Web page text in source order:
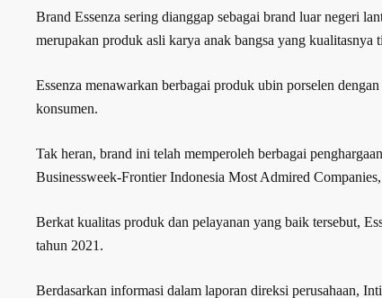
Brand Essenza sering dianggap sebagai brand luar negeri
merupakan produk asli karya anak bangsa yang
Essenza menawarkan berbagai produk ubin porselen
konsumen.
Tak heran, brand ini telah memperoleh berbagai
Businessweek-Frontier Indonesia Most Admired
Berkat kualitas produk dan pelayanan yang baik tersebut,
tahun 2021.
Berdasarkan informasi dalam laporan direksi perusahaan,